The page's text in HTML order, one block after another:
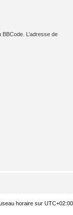
L’adresse de
horaire sur UTC+02:00